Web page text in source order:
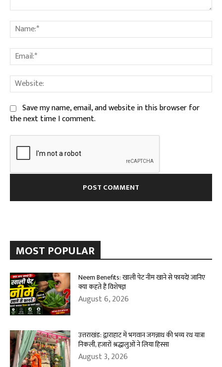
Save my name, email, and website in this browser for
the next time I comment.
MOST POPULAR
Neem Benefits: खाली पेट नीम खाने से फायदे! जानिए
क्या कहते हैं विशेषज्ञ
August 6, 2026
उत्तराखंड: द्वाराहाट में भगवान जगन्नाथ की भव्य रथ यात्रा
निकली, हजारों श्रद्धालुओं ने लिया हिस्सा
August 3, 2026